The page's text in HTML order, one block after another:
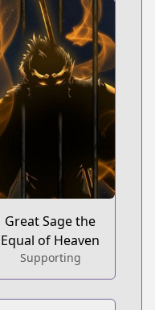
Great Sage the
Equal of Heaven
Supporting